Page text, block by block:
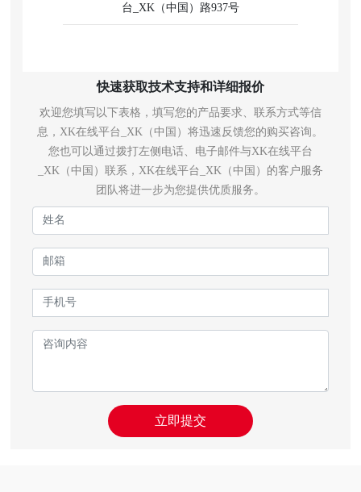
台_XK（中国）路937号
快速获取技术支持和详细报价
欢迎您填写以下表格，填写您的产品要求、联系方式等信
息，XK在线平台_XK（中国）将迅速反馈您的购买咨询。
您也可以通过拨打左侧电话、电子邮件与XK在线平台
_XK（中国）联系，XK在线平台_XK（中国）的客户服务
团队将进一步为您提供优质服务。
立即提交